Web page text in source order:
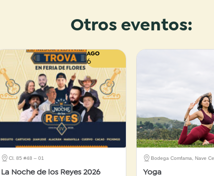
Otros eventos:
AGO
6
Cl. 85 #48 – 01
La Noche de los Reyes 2026
Bodega Comfama, Nave
Yoga